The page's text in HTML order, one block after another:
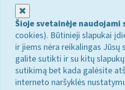
Šioje svetainėje naudojami
cookies). Būtinieji slapukai
ir jiems nėra reikalingas Jūsų
galite sutikti ir su kitų
sutikimą bet kada galėsite
interneto naršyklės